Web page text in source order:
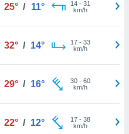
25° / 11° 14- 31
km/h
32° / 14° 17- 33
km/h
29° / 16° 30- 60
km/h
22° / 12° 17- 38
km/h